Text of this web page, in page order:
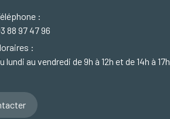
:
88 97 47 96
:
lundi au vendredi de 9h à 12h et de 14h à 17h